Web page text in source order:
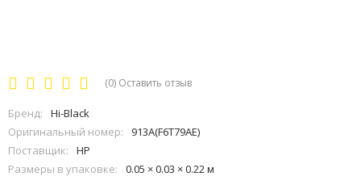
(0) Оставить отзыв
Бренд:
Hi-Black
Оригинальный номер:
913А(F6T79AE)
Поставщик:
HP
Размеры в упаковке:
0.05 × 0.03 × 0.22 м